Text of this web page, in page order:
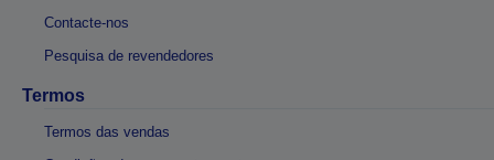
Contacte-nos
Pesquisa de revendedores
Termos
Termos das vendas